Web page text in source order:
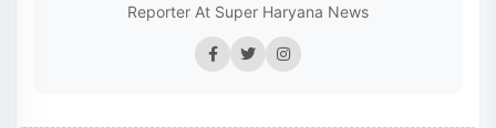
Reporter At Super Haryana News